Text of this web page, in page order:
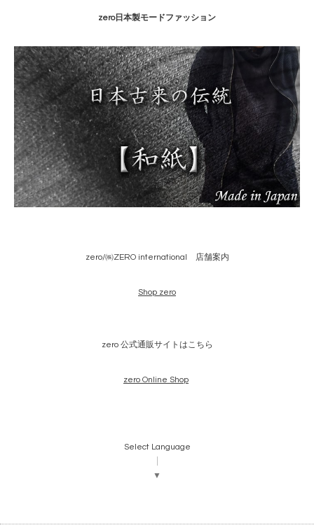
zero日本製モードファッション
zero/㈱ZERO international 店舗案内
Shop zero
zero 公式通販サイトはこちら
zero Online Shop
Select Language
▼